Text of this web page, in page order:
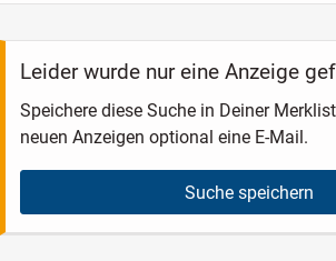
Leider wurde nur eine Anzeige
Speichere diese Suche in Deiner
neuen Anzeigen optional eine E-Mail.
Suche speichern